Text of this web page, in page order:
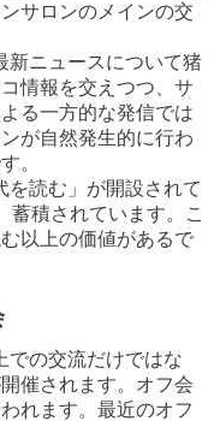
サロンのメインの交
新ニュースについて猪
情報を交えつつ、サ
る一方的な発信では
が自然発生的に行わ
。
を読む」が開設されて
蓄積されています。こ
以上の価値があるで
での交流だけではな
催されます。オフ会
れます。最近のオフ